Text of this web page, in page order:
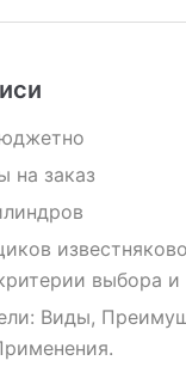
на заказ
выбора и
Виды,